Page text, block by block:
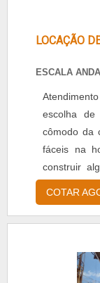
serviços e
em
capacitada,
melhor
LOCAÇÃO
ESCALA
escolha de
cômodo da
fáceis na
construir
com
que é o
ambiente.O
COTAR